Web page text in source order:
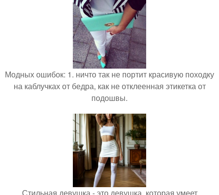
Модных ошибок: 1. ничто так не портит красивую походку
на каблучках от бедра, как не отклеенная этикетка от
подошвы.
Стильная девушка - это девушка, которая умеет